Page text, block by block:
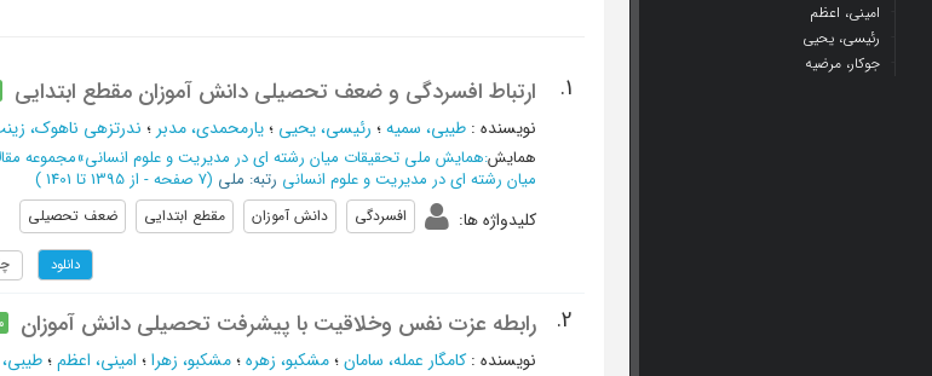
امینی، اعظم
رئیسی، یحیی
جوکار، مرضیه
1. ارتباط افسردگی و ضعف تحصیلی دانش آموزان مقطع ابتدایی
نویسنده : طیبی، سمیه؛ رئیسی، یحیی ؛یارمحمدی، مدبر ؛ ندرتزهی ناهوک،
همایش:همایش ملی تحقیقات میان رشته ای در مدیریت و علوم انسانی»مجموعه
میان رشته ای در مدیریت و علوم انسانی رتبه: ملی (‎7 صفحه - از 1395 تا 1401 )
کلیدواژه ها: افسردگی دانش آموزان مقطع ابتدایی ضعف تحصیلی
دانلود
2. رابطه عزت نفس وخلاقیت با پیشرفت تحصیلی دانش آموزان
نویسنده : کامگار عمله، سامان؛مشکبو، زهره؛مشکبو، زهرا؛ امینی، اعظم؛